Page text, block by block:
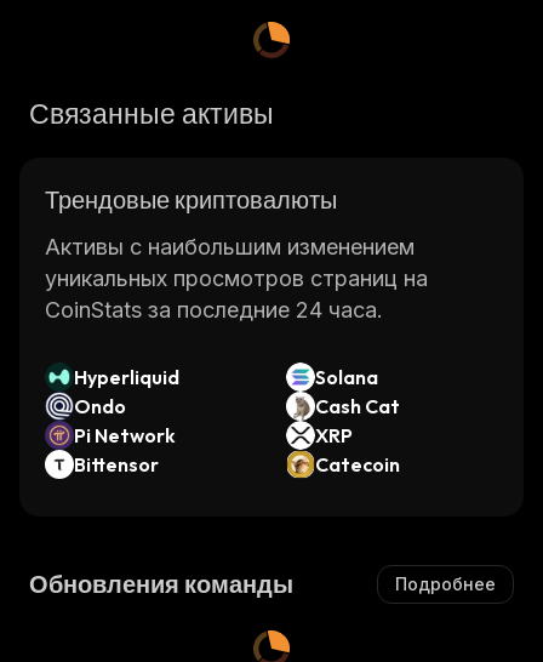
Связанные активы
Трендовые криптовалюты
Активы с наибольшим изменением
уникальных просмотров страниц на
CoinStats за последние 24 часа.
Hyperliquid
Solana
Ondo
Cash Cat
Pi Network
XRP
Bittensor
Catecoin
Обновления команды Подробнее